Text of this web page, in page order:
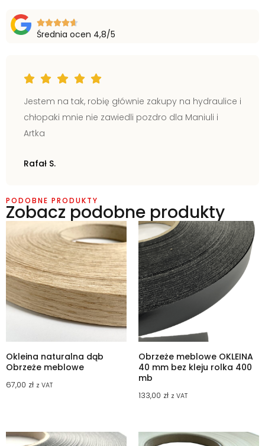
Średnia ocen 4,8/5
Jestem na tak, robię głównie zakupy na hydraulice i
chłopaki mnie nie zawiedli pozdro dla Maniuli i
Artka
Rafał S.
PODOBNE PRODUKTY
Zobacz podobne produkty
Okleina naturalna dąb
Obrzeże meblowe
67,00 zł z VAT
Obrzeże meblowe OKLEINA
40 mm bez kleju rolka 400
mb
133,00 zł z VAT